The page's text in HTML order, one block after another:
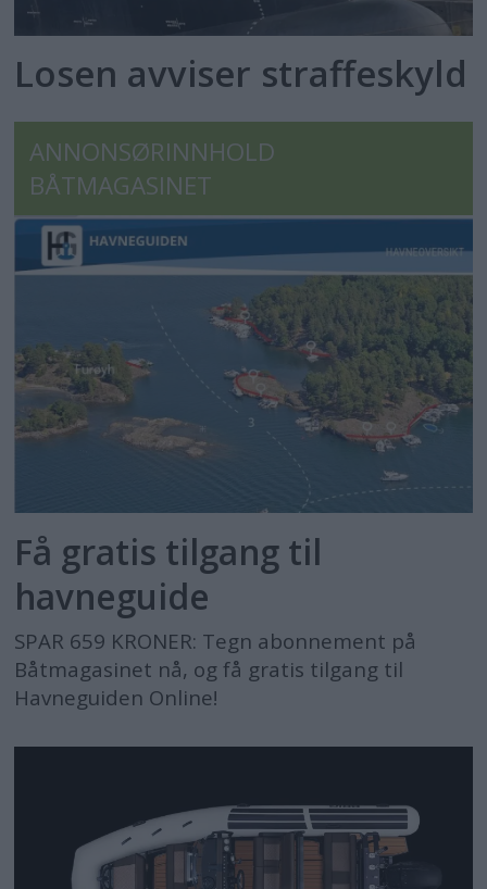
Losen avviser straffeskyld
ANNONSØRINNHOLD
BÅTMAGASINET
Få gratis tilgang til
havneguide
SPAR 659 KRONER: Tegn abonnement på
Båtmagasinet nå, og få gratis tilgang til
Havneguiden Online!